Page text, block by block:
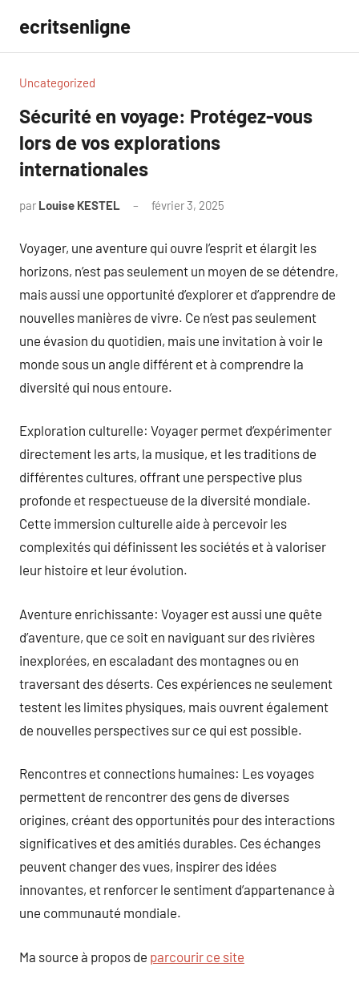
contenu
ecritsenligne
Uncategorized
Sécurité en voyage: Protégez-vous
lors de vos explorations
internationales
par Louise KESTEL février 3, 2025
Voyager, une aventure qui ouvre l’esprit et élargit les
horizons, n’est pas seulement un moyen de se détendre,
mais aussi une opportunité d’explorer et d’apprendre de
nouvelles manières de vivre. Ce n’est pas seulement
une évasion du quotidien, mais une invitation à voir le
monde sous un angle différent et à comprendre la
diversité qui nous entoure.
Exploration culturelle: Voyager permet d’expérimenter
directement les arts, la musique, et les traditions de
différentes cultures, offrant une perspective plus
profonde et respectueuse de la diversité mondiale.
Cette immersion culturelle aide à percevoir les
complexités qui définissent les sociétés et à valoriser
leur histoire et leur évolution.
Aventure enrichissante: Voyager est aussi une quête
d’aventure, que ce soit en naviguant sur des rivières
inexplorées, en escaladant des montagnes ou en
traversant des déserts. Ces expériences ne seulement
testent les limites physiques, mais ouvrent également
de nouvelles perspectives sur ce qui est possible.
Rencontres et connections humaines: Les voyages
permettent de rencontrer des gens de diverses
origines, créant des opportunités pour des interactions
significatives et des amitiés durables. Ces échanges
peuvent changer des vues, inspirer des idées
innovantes, et renforcer le sentiment d’appartenance à
une communauté mondiale.
Ma source à propos de parcourir ce site